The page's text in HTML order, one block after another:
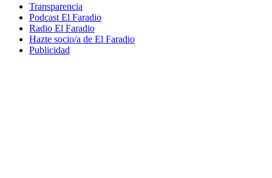
Transparencia
Podcast El Faradio
Radio El Faradio
Hazte socio/a de El Faradio
Publicidad